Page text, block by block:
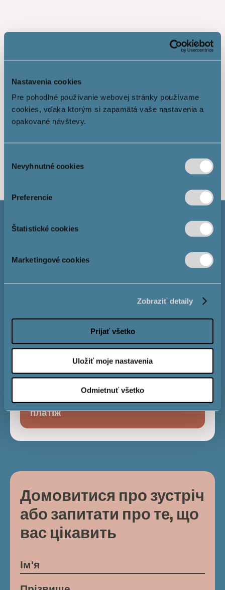
Nastavenia cookies
Pre pohodlné používanie webovej stránky používame
cookies, vďaka ktorým si zapamätá vaše nastavenia a
opakované návštevy.
súhlasu
Nevyhnutné cookies
Preferencie
Štatistické cookies
Marketingové cookies
Zobraziť detaily
Prijať všetko
Uložiť moje nastavenia
Odmietnuť všetko
4,0 %
Строк виплати
Місячний
платіж
€
Домовитися про зустріч
або запитати про те, що
вас цікавить